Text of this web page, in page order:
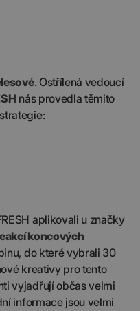
. Ostřílená vedoucí
nás provedla těmito
aplikovali u značky
koncových
do které vybrali 30
kreativy pro tento
vyjadřují občas velmi
informace jsou velmi